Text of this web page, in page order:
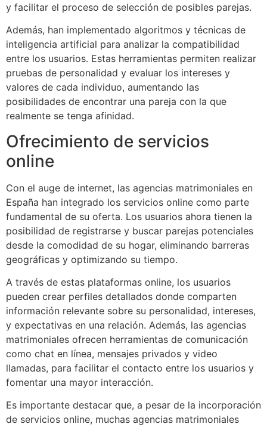
y facilitar el proceso de selección de posibles parejas.
Además, han implementado algoritmos y técnicas de
inteligencia artificial para analizar la compatibilidad
entre los usuarios. Estas herramientas permiten realizar
pruebas de personalidad y evaluar los intereses y
valores de cada individuo, aumentando las
posibilidades de encontrar una pareja con la que
realmente se tenga afinidad.
Ofrecimiento de servicios
online
Con el auge de internet, las agencias matrimoniales en
España han integrado los servicios online como parte
fundamental de su oferta. Los usuarios ahora tienen la
posibilidad de registrarse y buscar parejas potenciales
desde la comodidad de su hogar, eliminando barreras
geográficas y optimizando su tiempo.
A través de estas plataformas online, los usuarios
pueden crear perfiles detallados donde comparten
información relevante sobre su personalidad, intereses,
y expectativas en una relación. Además, las agencias
matrimoniales ofrecen herramientas de comunicación
como chat en línea, mensajes privados y video
llamadas, para facilitar el contacto entre los usuarios y
fomentar una mayor interacción.
Es importante destacar que, a pesar de la incorporación
de servicios online, muchas agencias matrimoniales